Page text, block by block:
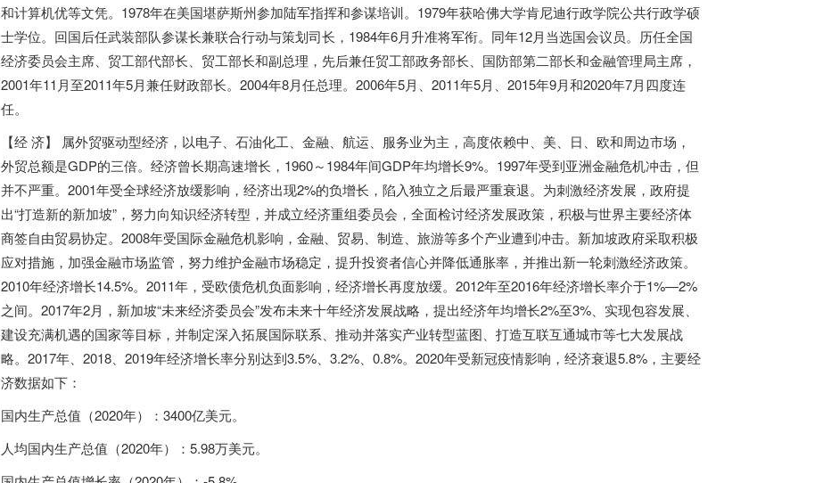
和计算机优等文凭。1978年在美国堪萨斯州参加陆军指挥和参谋培训。1979年获哈佛大学肯尼迪行政学院公共行政学硕
士学位。回国后任武装部队参谋长兼联合行动与策划司长，1984年6月升准将军衔。同年12月当选国会议员。历任全国
经济委员会主席、贸工部代部长、贸工部长和副总理，先后兼任贸工部政务部长、国防部第二部长和金融管理局主席，
2001年11月至2011年5月兼任财政部长。2004年8月任总理。2006年5月、2011年5月、2015年9月和2020年7月四度连
任。
【经 济】 属外贸驱动型经济，以电子、石油化工、金融、航运、服务业为主，高度依赖中、美、日、欧和周边市场，
外贸总额是GDP的三倍。经济曾长期高速增长，1960～1984年间GDP年均增长9%。1997年受到亚洲金融危机冲击，但
并不严重。2001年受全球经济放缓影响，经济出现2%的负增长，陷入独立之后最严重衰退。为刺激经济发展，政府提
出“打造新的新加坡”，努力向知识经济转型，并成立经济重组委员会，全面检讨经济发展政策，积极与世界主要经济体
商签自由贸易协定。2008年受国际金融危机影响，金融、贸易、制造、旅游等多个产业遭到冲击。新加坡政府采取积极
应对措施，加强金融市场监管，努力维护金融市场稳定，提升投资者信心并降低通胀率，并推出新一轮刺激经济政策。
2010年经济增长14.5%。2011年，受欧债危机负面影响，经济增长再度放缓。2012年至2016年经济增长率介于1%—2%
之间。2017年2月，新加坡“未来经济委员会”发布未来十年经济发展战略，提出经济年均增长2%至3%、实现包容发展、
建设充满机遇的国家等目标，并制定深入拓展国际联系、推动并落实产业转型蓝图、打造互联互通城市等七大发展战
略。2017年、2018、2019年经济增长率分别达到3.5%、3.2%、0.8%。2020年受新冠疫情影响，经济衰退5.8%，主要经
济数据如下：
国内生产总值（2020年）：3400亿美元。
人均国内生产总值（2020年）：5.98万美元。